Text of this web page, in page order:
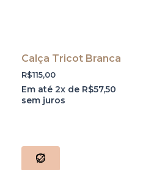
Calça Tricot Branca
R$115,00
Em até 2x de R$57,50
sem juros